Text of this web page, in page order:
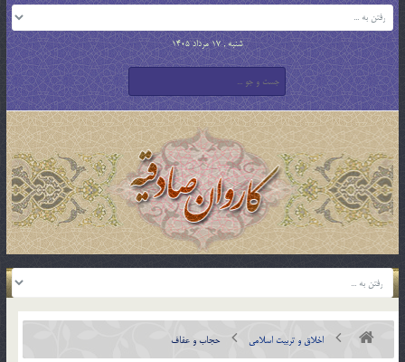
شنبه , 17 مرداد 1405
اخلاق و تربیت اسلامی حجاب و عفاف